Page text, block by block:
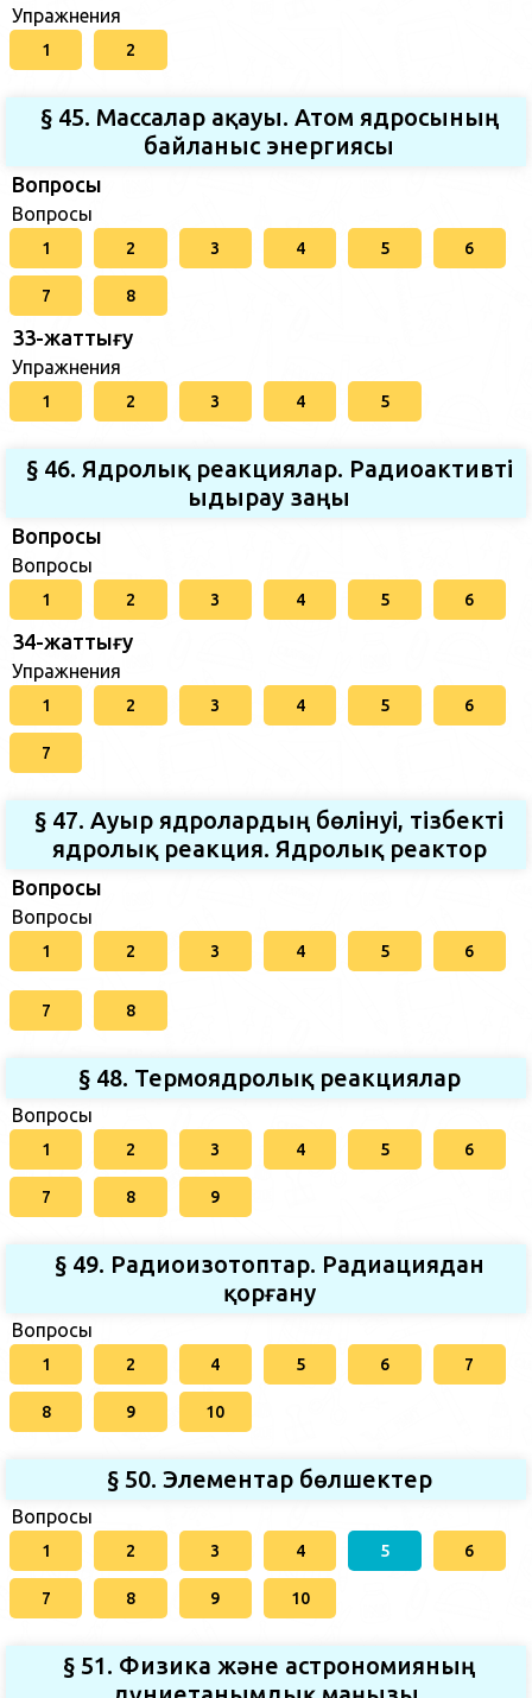
Упражнения
1 2
§ 45. Массалар ақауы. Атом ядросының
байланыс энергиясы
Вопросы
Вопросы
1 2 3 4 5 6
7 8
33-жаттығу
Упражнения
1 2 3 4 5
§ 46. Ядролық реакциялар. Радиоактивті
ыдырау заңы
Вопросы
Вопросы
1 2 3 4 5 6
34-жаттығу
Упражнения
1 2 3 4 5 6
7
§ 47. Ауыр ядролардың бөлінуі, тізбекті
ядролық реакция. Ядролық реактор
Вопросы
Вопросы
1 2 3 4 5 6
7 8
§ 48. Термоядролық реакциялар
Вопросы
1 2 3 4 5 6
7 8 9
§ 49. Радиоизотоптар. Радиациядан
қорғану
Вопросы
1 2 4 5 6 7
8 9 10
§ 50. Элементар бөлшектер
Вопросы
1 2 3 4 5 6
7 8 9 10
§ 51. Физика және астрономияның